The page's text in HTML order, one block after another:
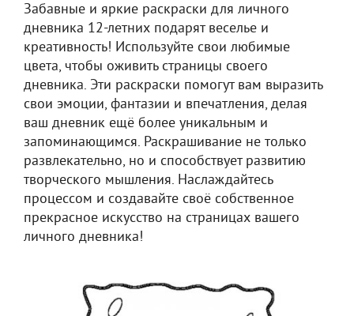
Забавные и яркие раскраски для личного
дневника 12-летних подарят веселье и
креативность! Используйте свои любимые
цвета, чтобы оживить страницы своего
дневника. Эти раскраски помогут вам выразить
свои эмоции, фантазии и впечатления, делая
ваш дневник ещё более уникальным и
запоминающимся. Раскрашивание не только
развлекательно, но и способствует развитию
творческого мышления. Наслаждайтесь
процессом и создавайте своё собственное
прекрасное искусство на страницах вашего
личного дневника!